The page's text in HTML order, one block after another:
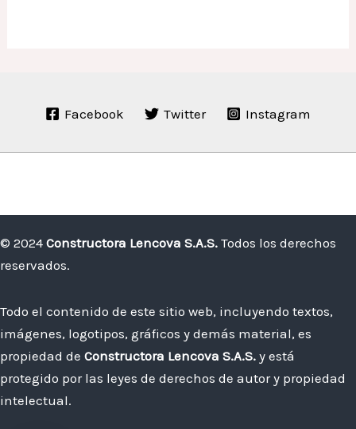
Facebook Twitter Instagram
© 2024 Constructora Lencova S.A.S. Todos los derechos
reservados.
Todo el contenido de este sitio web, incluyendo textos,
imágenes, logotipos, gráficos y demás material, es
propiedad de Constructora Lencova S.A.S. y está
protegido por las leyes de derechos de autor y propiedad
intelectual.